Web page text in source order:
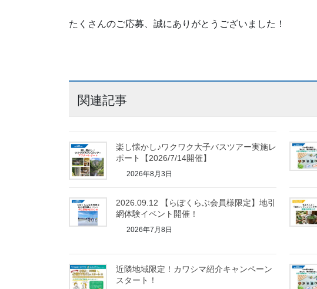
たくさんのご応募、誠にありがとうございました！
関連記事
楽し懐かし♪ワクワク大子バスツアー実施レ
ポート【2026/7/14開催】
2026年8月3日
2026.09.12 【らぽくらぶ会員様限定】地引
網体験イベント開催！
2026年7月8日
近隣地域限定！カワシマ紹介キャンペーン
スタート！